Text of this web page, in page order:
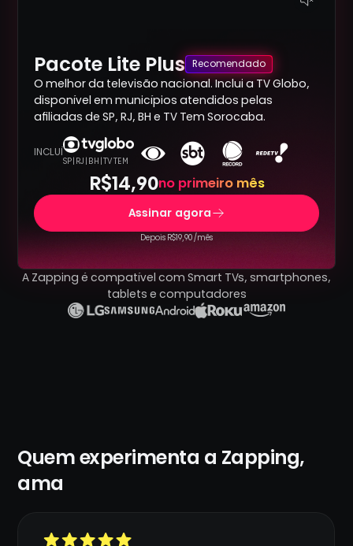
Pacote Lite Plus Recomendado
O melhor da televisão nacional. Inclui a TV Globo,
disponível em municípios atendidos pelas
afiliadas de SP, RJ, BH e TV Tem Sorocaba.
INCLUÍ
SP | RJ | BH | TV TEM
R$14,90no primeiro mês
Assinar agora
Depois R$19,90 /mês
A Zapping é compatível com Smart TVs, smartphones,
tablets e computadores
Quem experimenta a Zapping,
ama